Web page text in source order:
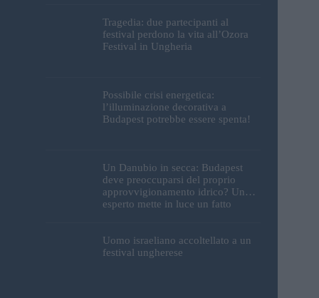
Tragedia: due partecipanti al
festival perdono la vita all’Ozora
Festival in Ungheria
Possibile crisi energetica:
l’illuminazione decorativa a
Budapest potrebbe essere spenta!
Un Danubio in secca: Budapest
deve preoccuparsi del proprio
approvvigionamento idrico? Un
esperto mette in luce un fatto
Uomo israeliano accoltellato a un
festival ungherese